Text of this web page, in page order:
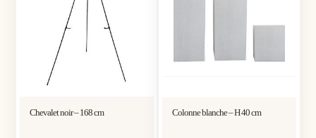
Chevalet noir – 168 cm Colonne blanche – H 40 cm